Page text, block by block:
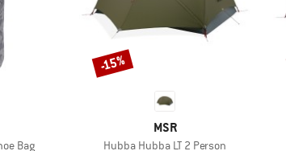
Bag
MERK
MSR
Artikel
Hubba Hubba LT 2 Person
Korting
-15%